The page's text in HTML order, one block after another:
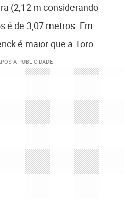
(2,12 m considerando
é de 3,07 metros. Em
é maior que a Toro.